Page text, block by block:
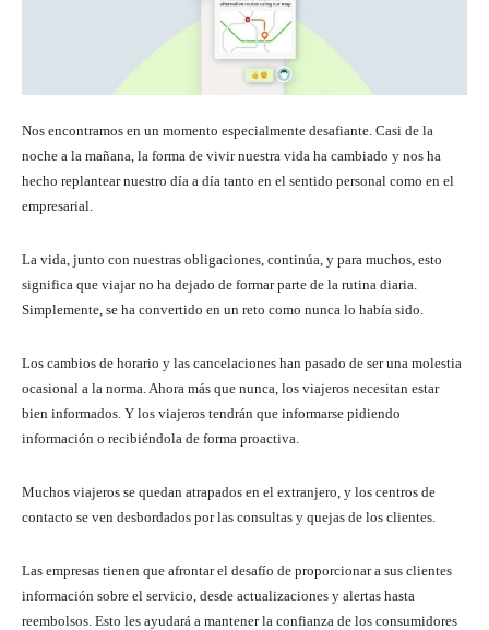
Nos encontramos en un momento especialmente desafiante. Casi de la
noche a la mañana, la forma de vivir nuestra vida ha cambiado y nos ha
hecho replantear nuestro día a día tanto en el sentido personal como en el
empresarial.
La vida, junto con nuestras obligaciones, continúa, y para muchos, esto
significa que viajar no ha dejado de formar parte de la rutina diaria.
Simplemente, se ha convertido en un reto como nunca lo había sido.
Los cambios de horario y las cancelaciones han pasado de ser una molestia
ocasional a la norma. Ahora más que nunca, los viajeros necesitan estar
bien informados. Y los viajeros tendrán que informarse pidiendo
información o recibiéndola de forma proactiva.
Muchos viajeros se quedan atrapados en el extranjero, y los centros de
contacto se ven desbordados por las consultas y quejas de los clientes.
Las empresas tienen que afrontar el desafío de proporcionar a sus clientes
información sobre el servicio, desde actualizaciones y alertas hasta
reembolsos. Esto les ayudará a mantener la confianza de los consumidores